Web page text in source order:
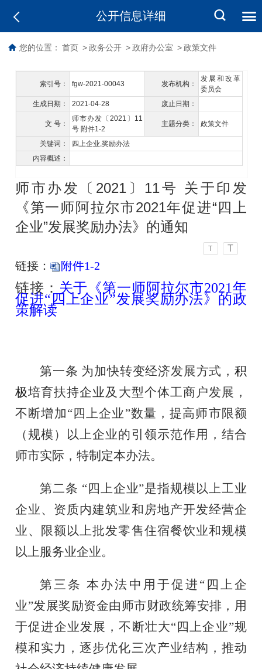
公开信息详细
您的位置： 首页 > 政务公开 > 政府办公室 > 政策文件
索引号： fgw-2021-00043 发布机构：
发展和改革
委员会
生成日期：
2021-04-28 废止日期：
文 号：
师市办发〔2021〕11
号 附件1-2
主题分类： 政策文件
关键词：
四上企业,奖励办法
内容概述：
师市办发〔2021〕11号 关于印发
《第一师阿拉尔市2021年促进“四上
企业”发展奖励办法》的通知
T T
链接： 附件1-2
链接： 关于《第一师阿拉尔市2021年
促进“四上企业”发展奖励办法》的政
策解读
第一条 为加快转变经济发展方式， 积
极培育扶持企业及 大型个体工商 户发展 ，
不断增加“四上企业”数量，提高师市限额
（规模）以上企业的引领示范作用， 结合
师市实际 ，特制定本办法。
第二条 “四上企业”是指规模以上工业
企业、资质内建筑业和房地产开发经营企
业、限额以上批发零售住宿餐饮业和规模
以上服务业企业。
第三条 本办法 中用于促进 “四上企
业”发展奖励资金由师市财政统筹安排，用
于促进企业发展，不断壮大“四上企业”规
模和实力，逐步优化三次产业结构，推动